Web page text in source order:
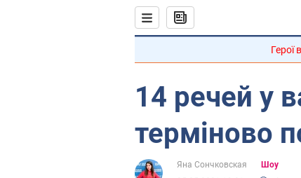
Герої
14 речей у
терміново
Яна Сончковская
Шоу